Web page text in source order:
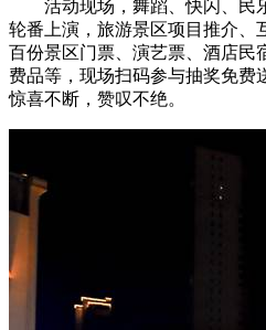
活动现场，舞蹈、快闪、民
轮番上演，旅游景区项目推介、
百份景区门票、演艺票、酒店民
费品等，现场扫码参与抽奖免费
惊喜不断，赞叹不绝。